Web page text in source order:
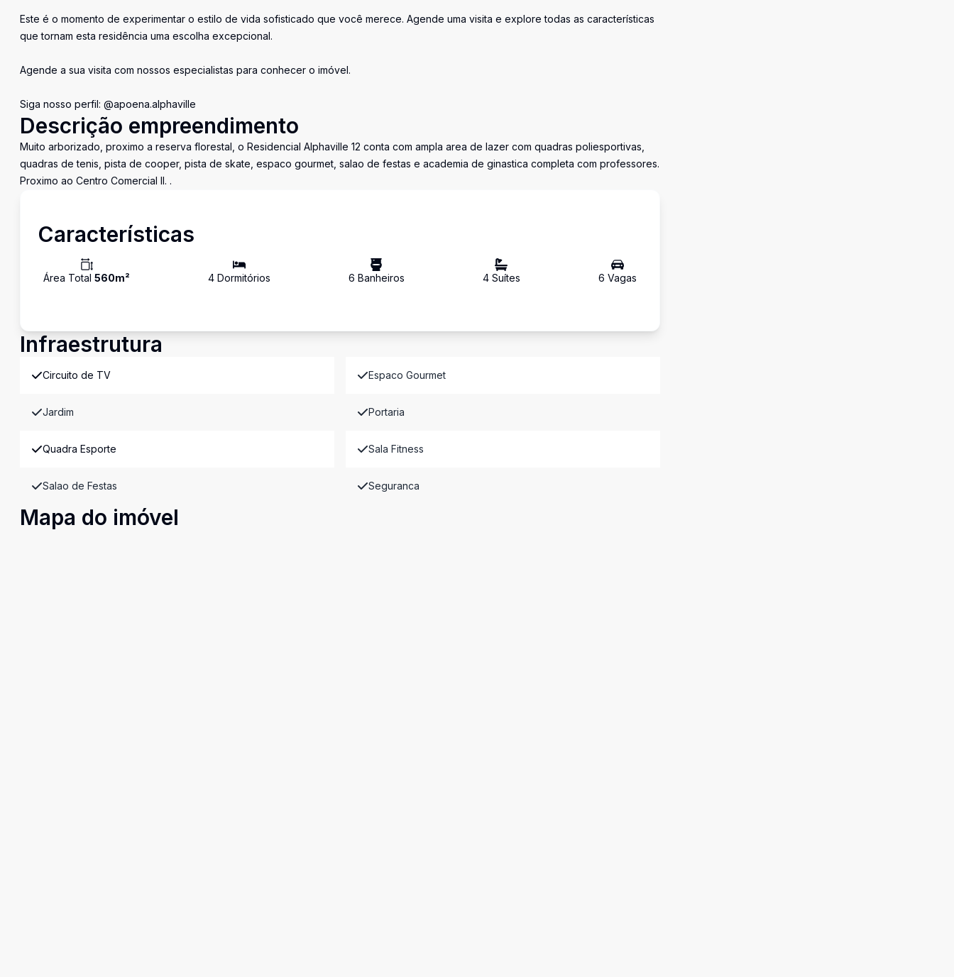
Este é o momento de experimentar o estilo de vida sofisticado que você merece. Agende uma visita e explore todas as características
que tornam esta residência uma escolha excepcional.
Agende a sua visita com nossos especialistas para conhecer o imóvel.
Siga nosso perfil: @apoena.alphaville
Descrição empreendimento
Muito arborizado, proximo a reserva florestal, o Residencial Alphaville 12 conta com ampla area de lazer com quadras poliesportivas,
quadras de tenis, pista de cooper, pista de skate, espaco gourmet, salao de festas e academia de ginastica completa com professores.
Proximo ao Centro Comercial II. .
Características
Área Total 560m² 4Dormitórios 6 Banheiros 4Suítes 6 Vagas
Infraestrutura
Circuito de TV Espaco Gourmet
Jardim Portaria
Quadra Esporte Sala Fitness
Salao de Festas Seguranca
Mapa do imóvel